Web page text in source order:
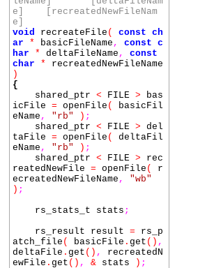
result=rs_build_hash_
table
if(RS_DONE!= result)
throw runtime_error
( "Problem during creating
hash table! "
strerror
}
return sumset
// rdiff delta [signatureF
ileName] [newFileFileNam
e] [deltaFileName]
voidgenerateDeltaFile(
con
st
, const char *deltaFil
shared_ptr<rs_signatu
re_t>sumset = loadSumsetI
ntoMemory( signatureFileNam
e] [recreatedNewFileNam
e]
void
recreateFile ( const ch
ar
* basicFileName , const c
har
* deltaFileName ,
const
char
*
recreatedNewFileName
)
{
shared_ptr < FILE > bas
icFile = openFile (
basicFil
eName , "rb" ) ;
shared_ptr < FILE > del
taFile = openFile (
deltaFil
eName , "rb" ) ;
shared_ptr < FILE > rec
reatedNewFile = openFile (
r
ecreatedNewFileName ,
"wb"
) ;
rs_stats_t stats ;
rs_result result = rs_p
atch_file ( basicFile . get () ,
deltaFile . get () ,
recreatedN
ewFile . get () , & stats ) ;